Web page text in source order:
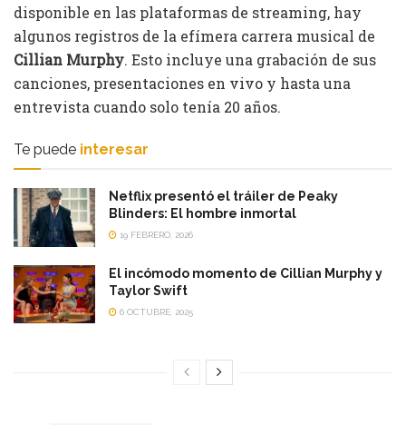
disponible en las plataformas de streaming, hay
algunos registros de la efímera carrera musical de
Cillian Murphy. Esto incluye una grabación de sus
canciones, presentaciones en vivo y hasta una
entrevista cuando solo tenía 20 años.
Te puede interesar
Netflix presentó el tráiler de Peaky
Blinders: El hombre inmortal
19 FEBRERO, 2026
El incómodo momento de Cillian Murphy y
Taylor Swift
6 OCTUBRE, 2025